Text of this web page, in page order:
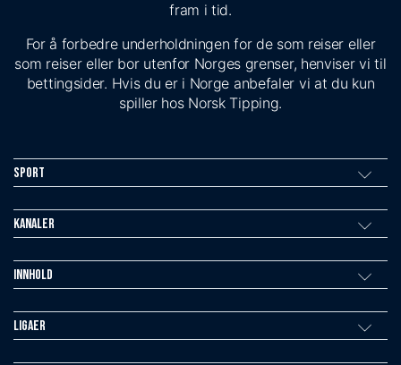
fram i tid.
For å forbedre underholdningen for de som reiser eller
som reiser eller bor utenfor Norges grenser, henviser vi til
bettingsider. Hvis du er i Norge anbefaler vi at du kun
spiller hos Norsk Tipping.
Sport
Kanaler
Innhold
Ligaer